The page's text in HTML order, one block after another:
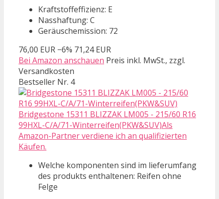
Kraftstoffeffizienz: E
Nasshaftung: C
Geräuschemission: 72
76,00 EUR −6% 71,24 EUR
Bei Amazon anschauen Preis inkl. MwSt., zzgl.
Versandkosten
Bestseller Nr. 4
Bridgestone 15311 BLIZZAK LM005 - 215/60 R16
99HXL-C/A/71-Winterreifen(PKW&SUV)Als
Amazon-Partner verdiene ich an qualifizierten
Käufen.
Welche komponenten sind im lieferumfang
des produkts enthaltenen: Reifen ohne
Felge